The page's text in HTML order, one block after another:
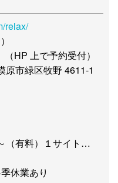
relax/
HP 上で予約受付）
原市緑区牧野 4611-1
（有料）１サイト…
休業あり